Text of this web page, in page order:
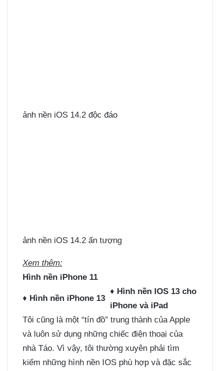
ảnh nền iOS 14.2 độc đáo
ảnh nền iOS 14.2 ấn tượng
Xem thêm:
Hình nền iPhone 11
♦ Hình nền iPhone 13
♦ Hình nền IOS 13 cho
iPhone và iPad
Tôi cũng là một “tín đồ” trung thành của Apple
và luôn sử dụng những chiếc điện thoại của
nhà Táo. Vì vậy, tôi thường xuyên phải tìm
kiếm những hình nền IOS phù hợp và đặc sắc